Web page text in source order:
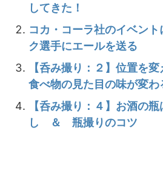
してきた！
コカ・コーラ社のイベン
ク選手にエールを送る
【呑み撮り：２】位置を
食べ物の見た目の味が変わ
【呑み撮り：４】お酒の
し ＆ 瓶撮りのコツ